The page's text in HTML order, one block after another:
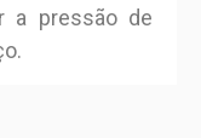
a pressão de